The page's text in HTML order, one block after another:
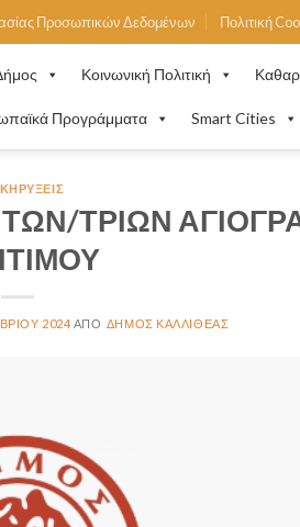
Προσωπικών Δεδομένων Πολιτική
Κοινωνική Πολιτική
Προγράμματα Smart Cities
ΤΡΙΩΝ
2024 ΔΉΜΟΣ ΚΑΛΛΙΘΈΑΣ